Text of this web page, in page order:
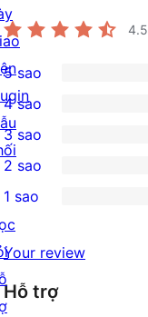
4.5
36
5-
star
reviews
5 sao
1
4-
star
review
4 sao
3
3-
star
reviews
3 sao
2-
star
review
2 sao
1-
star
reviews
1 sao
Your review
Hỗ trợ